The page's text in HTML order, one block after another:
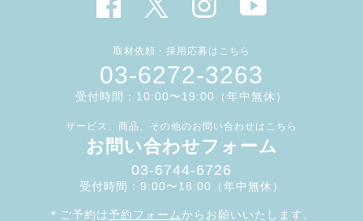
取材依頼・採用応募はこちら
03-6272-3263
受付時間：10:00〜19:00（年中無休）
サービス、商品、その他のお問い合わせはこちら
お問い合わせフォーム
03-6744-6726
受付時間：9:00〜18:00（年中無休）
＊ご予約は予約フォーム からお願いいたします。